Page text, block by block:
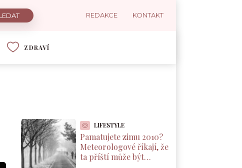
REDAKCE KONTAKT
ZDRAVÍ
LIFESTYLE
Pamatujete zimu 2010?
Meteorologové říkají, že
ta příští může být